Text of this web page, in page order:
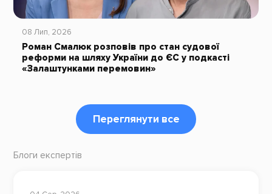
08 Лип, 2026
Роман Смалюк розповів про стан судової
реформи на шляху України до ЄС у подкасті
«Залаштунками перемовин»
Переглянути все
Блоги експертів